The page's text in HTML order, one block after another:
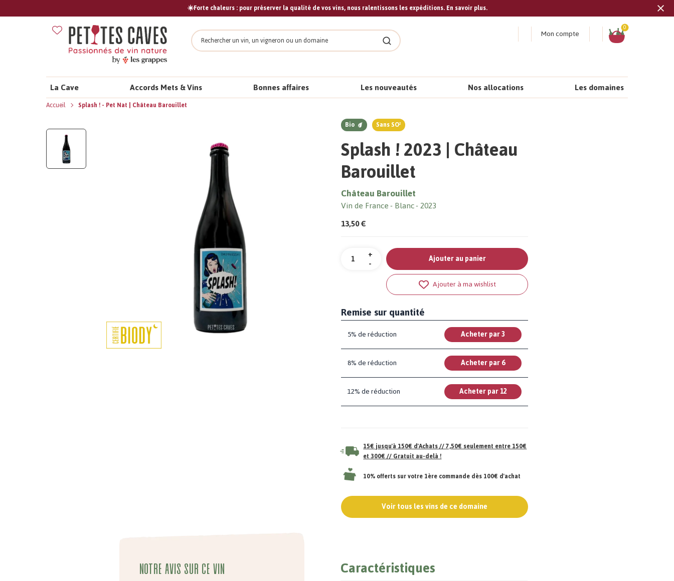
☀️Forte chaleurs : pour préserver la qualité de vos vins, nous ralentissons les expéditions. En savoir plus.
Rechercher
Rechercher
Mon compte
Panier
0
La Cave Accords Mets & Vins Bonnes affaires Les nouveautés Nos allocations Les domaines
Accueil
Splash ! - Pet Nat | Château Barouillet
Bio
Sans SO²
Splash ! 2023 | Château
Barouillet
Château Barouillet
Vin de France Blanc 2023
13,50 €
Quantité +
-
Ajouter au panier
Ajouter à ma wishlist
Remise sur quantité
5% de réduction Acheter par 3
8% de réduction Acheter par 6
12% de réduction Acheter par 12
15€ jusqu'à 150€ d'Achats // 7,50€ seulement entre 150€
et 300€ // Gratuit au-delà !
10% offerts sur votre 1ère commande dès 100€ d'achat
Voir tous les vins de ce domaine
Notre avis sur ce vin Caractéristiques